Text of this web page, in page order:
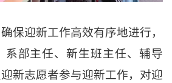
迎新工作高效有序地进行，
系部主任、新生班主任、辅导
新志愿者参与迎新工作，对迎